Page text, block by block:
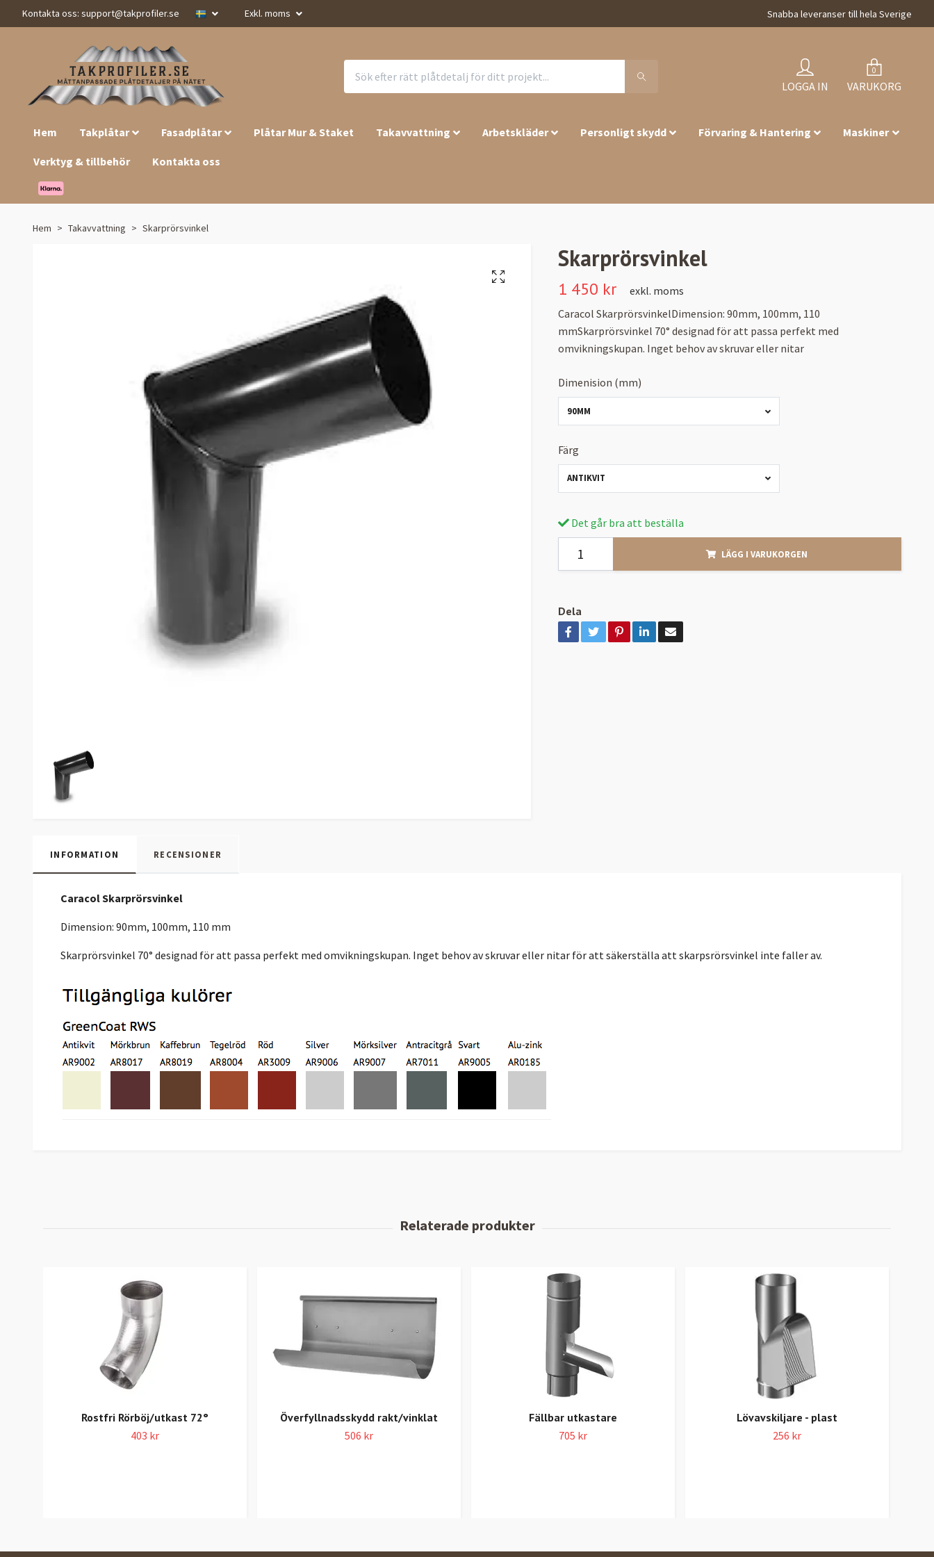
Kontakta oss: support@takprofiler.se Exkl. moms Snabba leveranser till hela Sverige
LOGGA IN
0
VARUKORG
Hem Takplåtar Fasadplåtar Plåtar Mur & Staket Takavvattning Arbetskläder Personligt skydd Förvaring & Hantering Maskiner
Verktyg & tillbehör Kontakta oss
Hem Takavvattning Skarprörsvinkel
Skarprörsvinkel
1 450 kr
exkl. moms
Caracol SkarprörsvinkelDimension: 90mm, 100mm, 110
mmSkarprörsvinkel 70° designad för att passa perfekt med
omvikningskupan. Inget behov av skruvar eller nitar
Dimenision (mm)
90MM
Färg
ANTIKVIT
Det går bra att beställa
LÄGG I VARUKORGEN
Dela
INFORMATION RECENSIONER
Caracol Skarprörsvinkel
Dimension: 90mm, 100mm, 110 mm
Skarprörsvinkel 70° designad för att passa perfekt med omvikningskupan. Inget behov av skruvar eller nitar för att säkerställa att skarpsrörsvinkel inte faller av.
Rostfri Rörböj/utkast 72°
403 kr
Överfyllnadsskydd rakt/vinklat
506 kr
Fällbar utkastare
705 kr
Lövavskiljare - plast
256 kr